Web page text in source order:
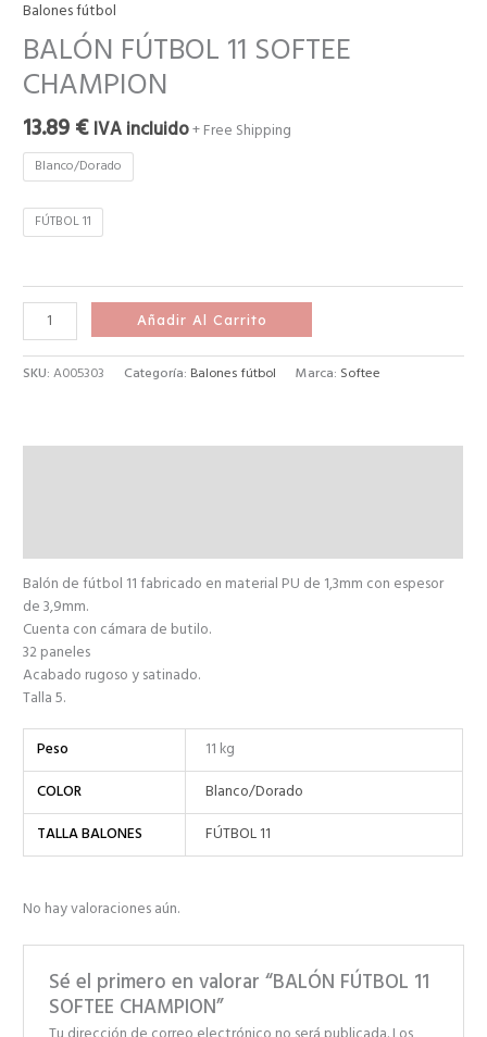
Balones fútbol
BALÓN FÚTBOL 11 SOFTEE
CHAMPION
13.89€ IVA incluido+ Free Shipping
Blanco/Dorado
FÚTBOL 11
Añadir Al Carrito
SKU:A005303 Categoría: Balones fútbol Marca: Softee
Balón de fútbol 11 fabricado en material PU de 1,3mm con espesor
de 3,9mm.
Cuenta con cámara de butilo.
32 paneles
Acabado rugoso y satinado.
Talla 5.
Peso
11 kg
COLOR
Blanco/Dorado
TALLA BALONES
FÚTBOL 11
No hay valoraciones aún.
Sé el primero en valorar “BALÓN FÚTBOL 11
SOFTEE CHAMPION”